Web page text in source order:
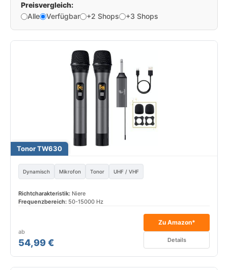
Preisvergleich:
Alle
Verfügbar +2 Shops +3 Shops
Tonor TW630
Dynamisch Mikrofon Tonor UHF / VHF
Richtcharakteristik: Niere
Frequenzbereich: 50-15000 Hz
ab
54,99 €
Zu Amazon*
Details